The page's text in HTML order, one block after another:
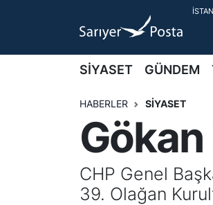
SİYASET GÜNDEM
HABERLER SİYASET
CHP Genel
39. Olağan
AKTUEL
EMLAK
İstanbul Nöbetçi Eczaneler
İstanbul Namaz Vakitleri
Süper Lig Puan Durumu ve